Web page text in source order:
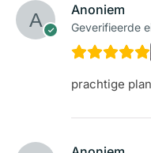
Anoniem
Geverifieerde
prachtige